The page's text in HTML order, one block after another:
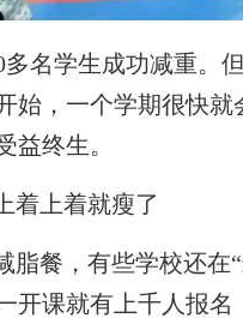
学生成功减重。
始，一个学期很快
益终生。
着上着就瘦了
餐，有些学校还在“
开课就有上千人报